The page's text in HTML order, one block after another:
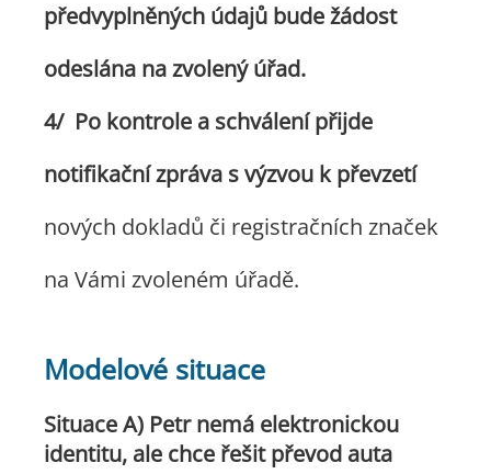
předvyplněných údajů bude žádost
odeslána na zvolený úřad.
Po kontrole a schválení přijde
notifikační zpráva s výzvou k převzetí
nových dokladů či registračních značek
na Vámi zvoleném úřadě.
Modelové situace
Situace A) Petr nemá elektronickou
identitu, ale chce řešit převod auta